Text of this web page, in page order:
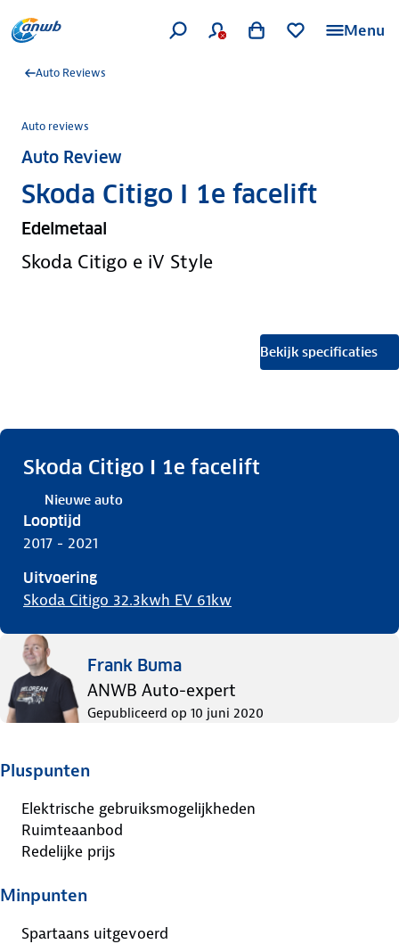
Menu
Auto Reviews
Auto reviews
Auto Review
Skoda Citigo I 1e facelift
Edelmetaal
Skoda Citigo e iV Style
Bekijk specificaties
Skoda Citigo I 1e facelift
Nieuwe auto
Looptijd
2017 - 2021
Uitvoering
Skoda Citigo 32.3kwh EV 61kw
Frank Buma
ANWB Auto-expert
Gepubliceerd op 10 juni 2020
Pluspunten
Elektrische gebruiksmogelijkheden
Ruimteaanbod
Redelijke prijs
Minpunten
Spartaans uitgevoerd